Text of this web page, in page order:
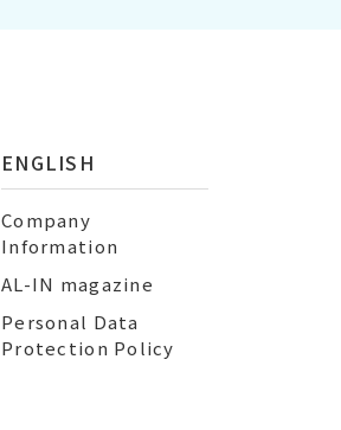
ENGLISH
Company
Information
AL-IN magazine
Personal Data
Protection Policy